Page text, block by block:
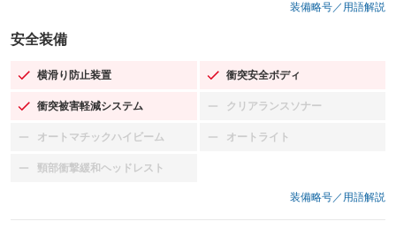
装備略号／用語解説
安全装備
横滑り防止装置
：装備あり 衝突安全ボディ
：装備あり
衝突被害軽減システム
：装備あり クリアランスソナー
：装備なし
オートマチックハイビーム
：装備なし オートライト
：装備なし
頸部衝撃緩和ヘッドレスト
：装備なし
装備略号／用語解説